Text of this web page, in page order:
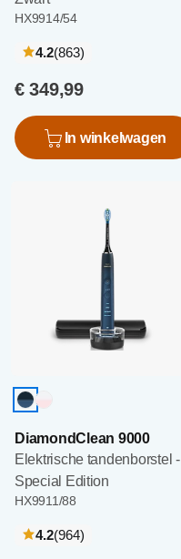
HX9914/54
4.2(863recensies
)
€ 349,99
In winkelwagen
DiamondClean 9000
Elektrische tandenborstel -
Special Edition
HX9911/88
4.2(964recensies
)